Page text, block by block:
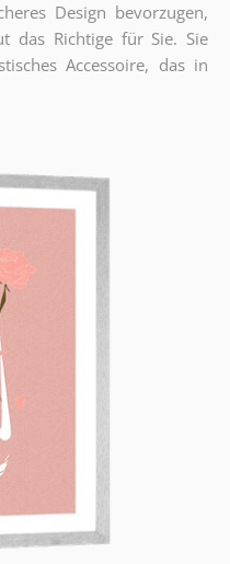
Design bevorzugen,
das Richtige für Sie. Sie
Accessoire, das in